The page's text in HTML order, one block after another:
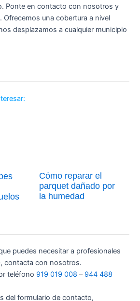
Ponte en contacto con nosotros y
Ofrecemos una cobertura a nivel
desplazamos a cualquier municipio
Cómo reparar el
parquet dañado por
la humedad
puedes necesitar a profesionales
contacta con nosotros.
teléfono 919 019 008 – 944 488
del formulario de contacto,